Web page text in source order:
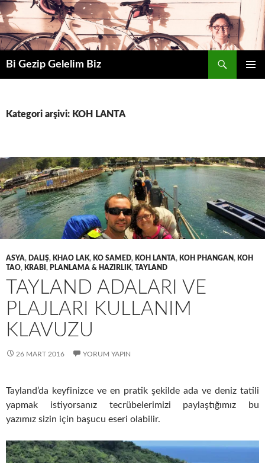
Bi Gezip Gelelim Biz
Kategori arşivi: KOH LANTA
ASYA, DALIŞ, KHAO LAK, KO SAMED, KOH LANTA, KOH PHANGAN, KOH
TAO, KRABI , PLANLAMA & HAZIRLIK, TAYLAND
TAYLAND ADALARI VE
PLAJLARI KULLANIM
KLAVUZU
26 MART 2016 YORUM YAPIN
Tayland’da keyfinizce ve en pratik şekilde ada ve deniz tatili
yapmak istiyorsanız tecrübelerimizi paylaştığımız bu
yazımız sizin için başucu eseri olabilir.